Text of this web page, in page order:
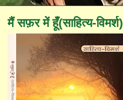
मैं सफ़र में हूँ(साहित्य-विमर्श)